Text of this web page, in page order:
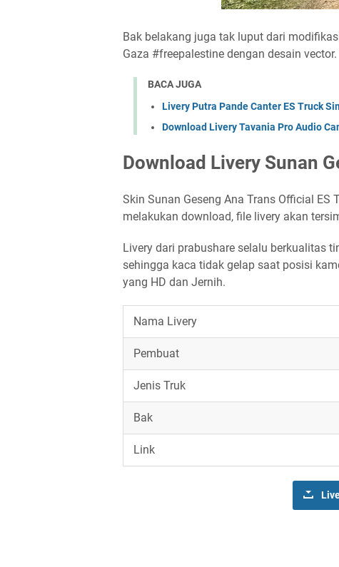
Bak belakang juga tak luput dari
Gaza #freepalestine dengan desain
BACA JUGA
Livery Putra Pande Canter ES Truck
Download Livery Tavania Pro Audio
Download Livery Sunan
Skin Sunan Geseng Ana Trans Official
melakukan download, file livery akan
Livery dari prabushare selalu berkualitas
sehingga kaca tidak gelap saat posisi
yang HD dan Jernih.
Nama Livery
Pembuat
Jenis Truk
Bak
Link